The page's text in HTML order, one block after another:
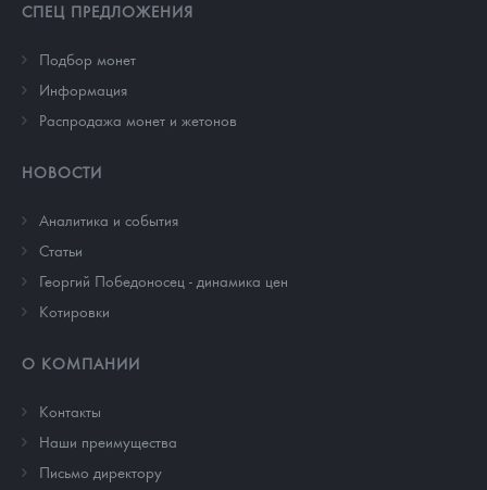
СПЕЦ ПРЕДЛОЖЕНИЯ
Подбор монет
Информация
Распродажа монет и жетонов
НОВОСТИ
Аналитика и события
Cтатьи
Георгий Победоносец - динамика цен
Котировки
О КОМПАНИИ
Контакты
Наши преимущества
Письмо директору